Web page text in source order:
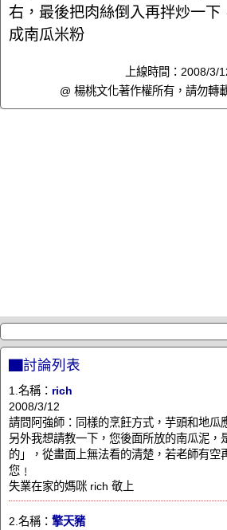
右，最後把肉絲倒入再拌炒一下
成南瓜米粉
上線時間：2008/3/
@ 楊桃文化著作權所有，請勿轉
▇討論列表
1.名稱： rich
2008/3/12
請問阿強師：同樣的烹飪方式，芋頭和地瓜
另外我想請教一下，您後面所放的南瓜泥，
的」，從畫面上無法看的清楚，若老師有空
您﹗
失業在家的媽咪 rich 敬上
2.名稱： 擎天豬